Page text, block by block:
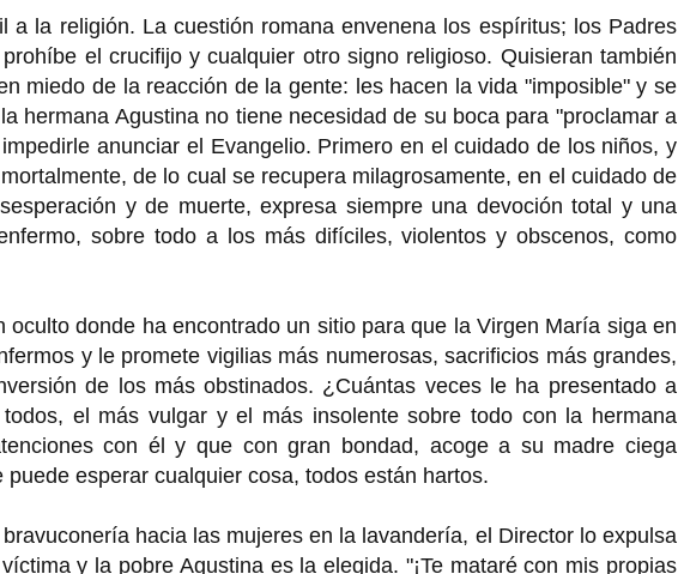
a la religión. La cuestión romana envenena los espíritus; los Padres
el crucifijo y cualquier otro signo religioso. Quisieran también
miedo de la reacción de la gente: les hacen la vida "imposible" y se
hermana Agustina no tiene necesidad de su boca para "proclamar a
anunciar el Evangelio. Primero en el cuidado de los niños, y
de lo cual se recupera milagrosamente, en el cuidado de
y de muerte, expresa siempre una devoción total y una
sobre todo a los más difíciles, violentos y obscenos, como
oculto donde ha encontrado un sitio para que la Virgen María siga en
y le promete vigilias más numerosas, sacrificios más grandes,
de los más obstinados. ¿Cuántas veces le ha presentado a
el más vulgar y el más insolente sobre todo con la hermana
con él y que con gran bondad, acoge a su madre ciega
esperar cualquier cosa, todos están hartos.
hacia las mujeres en la lavandería, el Director lo expulsa
y la pobre Agustina es la elegida. "¡Te mataré con mis propias